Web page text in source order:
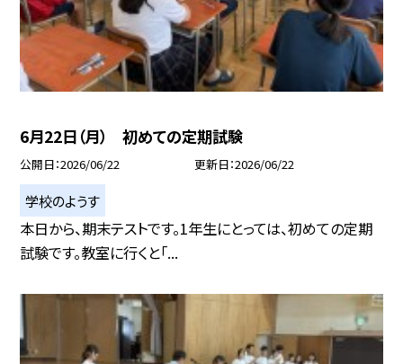
6月22日（月） 初めての定期試験
公開日 2026/06/22 更新日 2026/06/22
学校のようす
本日から、期末テストです。1年生にとっては、初めての定期
試験です。教室に行くと「...